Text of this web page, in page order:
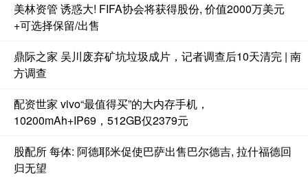
美林资管 诱惑大! FIFA协会将获得股份, 价值2000万美元
+可选择保留/出售
鼎际之家 吴川废弃矿坑垃圾成片，记者调查后10天清完 | 南
方调查
配资世家 vivo“最值得买”的大内存手机，
10200mAh+IP69，512GB仅2379元
股配所 每体: 阿德耶米促使巴萨出售巴尔德吉, 拉什福德回
归无望